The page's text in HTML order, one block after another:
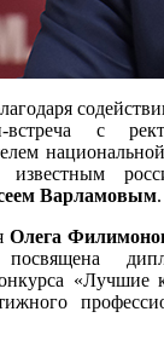
встреча с
известным
Варламовым.
Олега